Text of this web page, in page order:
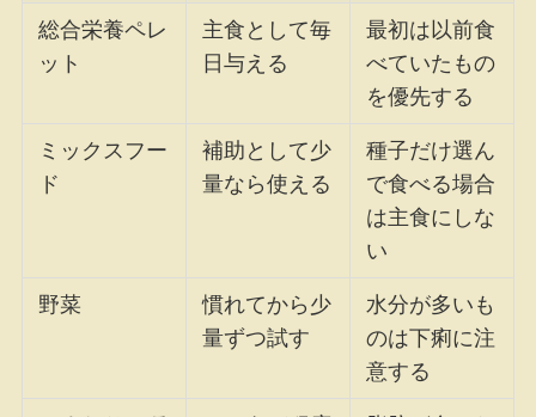
総合栄養ペレ
ット
主食として毎
日与える
最初は以前食
べていたもの
を優先する
ミックスフー
ド
補助として少
量なら使える
種子だけ選ん
で食べる場合
は主食にしな
い
野菜
慣れてから少
量ずつ試す
水分が多いも
のは下痢に注
意する